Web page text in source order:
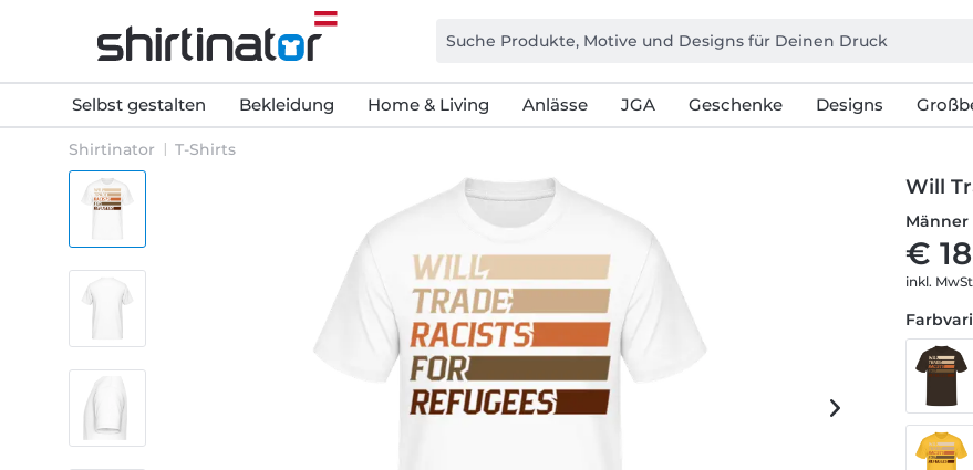
Selbst gestalten Bekleidung Home & Living Anlässe JGA Geschenke Designs
Shirtinator T-Shirts
Will
Männer
€
inkl.